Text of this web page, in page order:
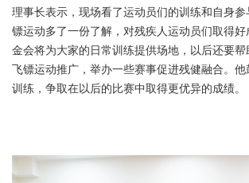
理事长表示，现场看了运动员们的训练和自身
镖运动多了一份了解，对残疾人运动员们取得
金会将为大家的日常训练提供场地，以后还要
飞镖运动推广，举办一些赛事促进残健融合。
训练，争取在以后的比赛中取得更优异的成绩。